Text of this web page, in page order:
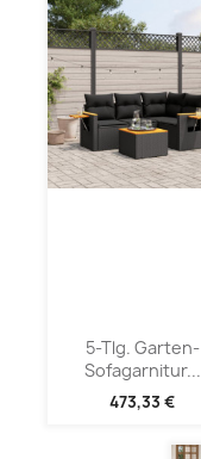
5-Tlg. Garten-
Sofagarnitur...
473,33 €